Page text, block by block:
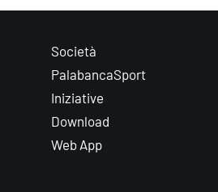
Società
PalabancaSport
Iniziative
Download
Web App